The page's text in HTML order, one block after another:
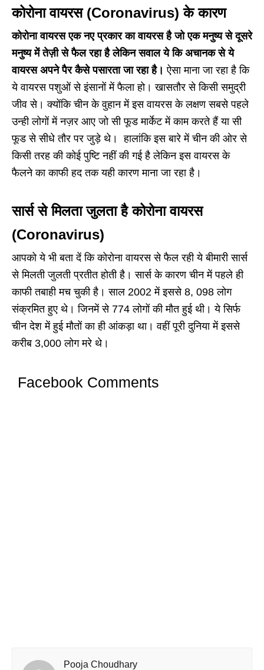
कोरोना वायरस(Coronavirus) के कारण
कोरोना वायरस एक नए प्रकार का वायरस है जो एक मनुष्य से दूसरे
मनुष्य में तेज़ी से फैल रहा है लेकिन सवाल ये कि अचानक से ये
वायरस अपने पैर कैसे पसारता जा रहा है। ऐसा माना जा रहा है कि
ये वायरस पशुओं से इंसानों में फैला हो। खासतौर से किसी समुद्री
जीव से। क्योंकि चीन के वुहान में इस वायरस के लक्षण सबसे पहले
उन्ही लोगों में नज़र आए जो सी फूड मार्केट में काम करते हैं या सी
फूड से सीधे तौर पर जुड़े थे। हालांकि इस बारे में चीन की ओर से
किसी तरह की कोई पुष्टि नहीं की गई है लेकिन इस वायरस के
फैलने का काफी हद तक यही कारण माना जा रहा है।
सार्स से मिलता जुलता है कोरोना वायरस
(Coronavirus)
आपको ये भी बता दें कि कोरोना वायरस से फैल रही ये बीमारी सार्स
से मिलती जुलती प्रतीत होती है। सार्स के कारण चीन में पहले ही
काफी तबाही मच चुकी है। साल 2002 में इससे 8, 098 लोग
संक्रमित हुए थे। जिनमें से 774 लोगों की मौत हुई थी। ये सिर्फ
चीन देश में हुई मौतों का ही आंकड़ा था। वहीं पूरी दुनिया में इससे
करीब 3,000 लोग मरे थे।
Facebook Comments
Pooja Choudhary